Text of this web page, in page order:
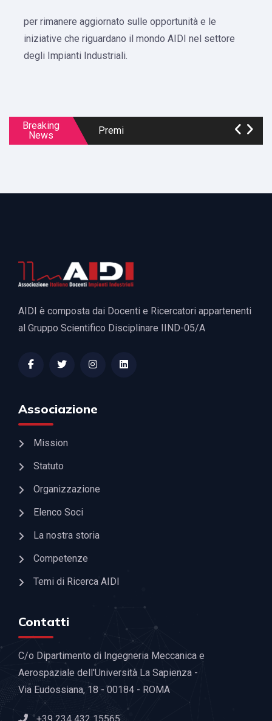
per rimanere aggiornato sulle opportunità e le
iniziative che riguardano il mondo AIDI nel settore
degli Impianti Industriali.
Breaking
News
Freshmen PhD & Professionals
Premi
Cruise School 2025
AIDI è composta dai Docenti e Ricercatori appartenenti
al Gruppo Scientifico Disciplinare IIND-05/A
Associazione
Mission
Statuto
Organizzazione
Elenco Soci
La nostra storia
Competenze
Temi di Ricerca AIDI
Contatti
C/o Dipartimento di Ingegneria Meccanica e
Aerospaziale dell'Università La Sapienza -
Via Eudossiana, 18 - 00184 - ROMA